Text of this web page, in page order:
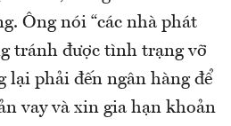
Ông nói “các nhà phát
tránh được tình trạng vỡ
lại phải đến ngân hàng để
vay và xin gia hạn khoản